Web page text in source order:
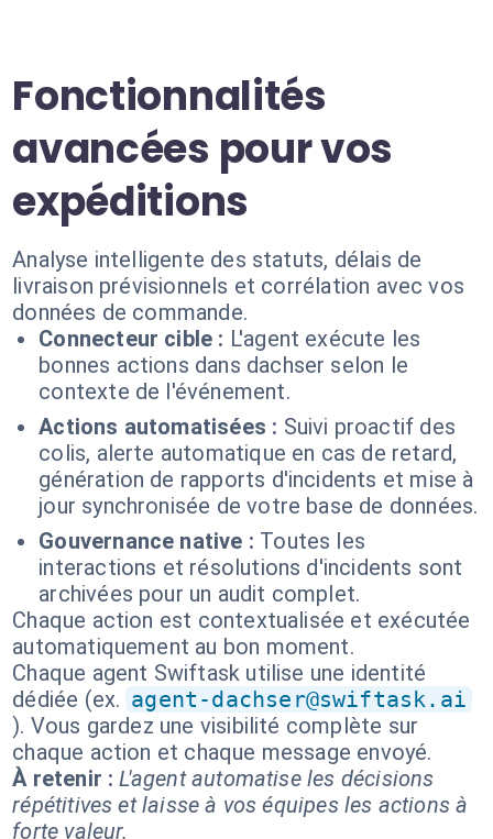
Fonctionnalités
avancées pour vos
expéditions
Analyse intelligente des statuts, délais de
livraison prévisionnels et corrélation avec vos
données de commande.
Connecteur cible : L'agent exécute les
bonnes actions dans dachser selon le
contexte de l'événement.
Actions automatisées : Suivi proactif des
colis, alerte automatique en cas de retard,
génération de rapports d'incidents et mise à
jour synchronisée de votre base de données.
Gouvernance native : Toutes les
interactions et résolutions d'incidents sont
archivées pour un audit complet.
Chaque action est contextualisée et exécutée
automatiquement au bon moment.
Chaque agent Swiftask utilise une identité
dédiée (ex. agent-dachser@swiftask.ai
). Vous gardez une visibilité complète sur
chaque action et chaque message envoyé.
À retenir : L'agent automatise les décisions
répétitives et laisse à vos équipes les actions à
forte valeur.